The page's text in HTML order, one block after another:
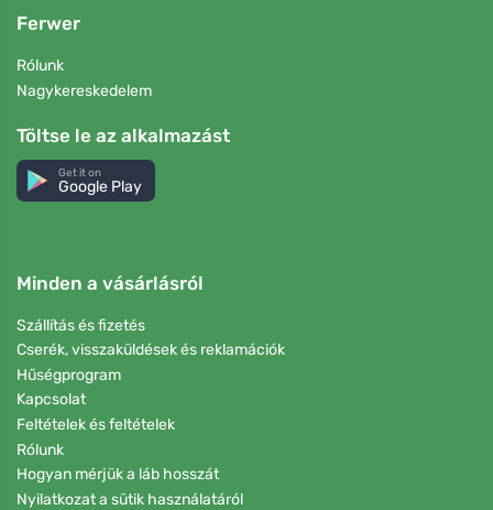
Ferwer
Rólunk
Nagykereskedelem
Töltse le az alkalmazást
Get it on
Google Play
Minden a vásárlásról
Szállítás és fizetés
Cserék, visszaküldések és reklamációk
Hűségprogram
Kapcsolat
Feltételek és feltételek
Rólunk
Hogyan mérjük a láb hosszát
Nyilatkozat a sütik használatáról